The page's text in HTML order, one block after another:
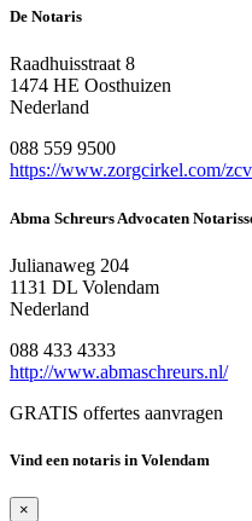
De Notaris
Raadhuisstraat 8
1474 HE Oosthuizen
Nederland
088 559 9500
https://www.zorgcirkel.com/
Abma Schreurs Advocaten
Julianaweg 204
1131 DL Volendam
Nederland
088 433 4333
http://www.abmaschreurs.nl/
GRATIS offertes aanvragen
Vind een notaris in Volendam
×